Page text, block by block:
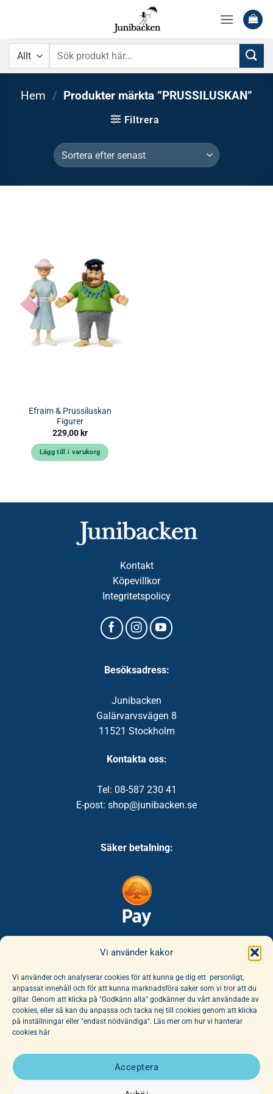
Vi använder kakor
Vi använder och analyserar cookies för att kunna ge dig ett personligt,
anpassat innehåll och för att kunna marknadsföra saker som vi tror att du
gillar. Genom att klicka på "Godkänn alla" godkänner du vårt användade av
cookies, eller så kan du anpassa och tacka nej till cookies genom att klicka
på inställningar eller "endast nödvändiga". Läs mer om hur vi hanterar
cookies här
Acceptera
content
Sök
Hem / Produkter märkta ”PRUSSILUSKAN”
Filtrera
Efraim & Prussiluskan
Figurer
229,00 kr
Lägg till i varukorg
Kontakt
Köpevillkor
Integritetspolicy
Besöksadress:
Junibacken
Galärvarvsvägen 8
11521 Stockholm
Kontakta oss:
Tel: 08-587 230 41
E-post: shop@junibacken.se
Säker betalning:
Säker leverans:
utvalda av vår hängivna personal. Vi har dessutom ett stort utbud